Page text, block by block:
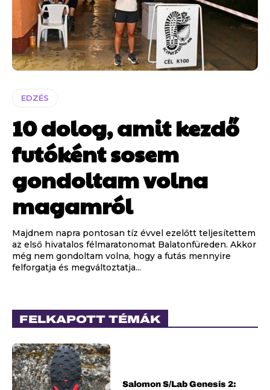
EDZÉS
10 dolog, amit kezdő
futóként sosem
gondoltam volna
magamról
Majdnem napra pontosan tíz évvel ezelőtt teljesítettem
az első hivatalos félmaratonomat Balatonfüreden. Akkor
még nem gondoltam volna, hogy a futás mennyire
felforgatja és megváltoztatja...
FELKAPOTT TÉMÁK
Salomon S/Lab Genesis 2: